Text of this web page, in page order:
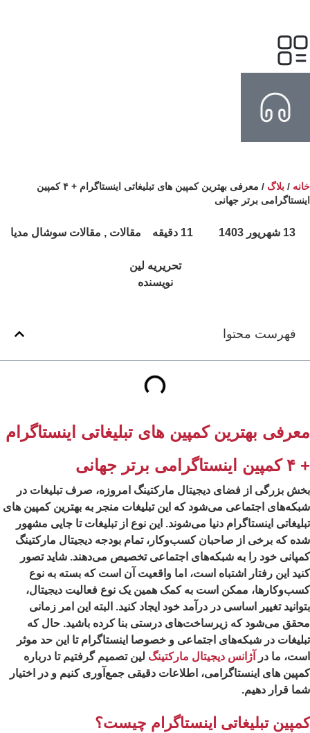
/ بلاگ/
معرفی بهترین کمپین های تبلیغاتی اینستاگرام + ۴ کمپین
برتر جهانی
13 شهریور 1403 11 دقیقه مقالات , مقالات سوشال مدیا
تحریریه لین
نویسنده
فهرست محتوا
بهترین کمپین های تبلیغاتی اینستاگرام
برتر جهانی
بزرگی از فضای دیجیتال مارکتینگ امروزه، صرف تبلیغات در
اجتماعی می‌شود که این تبلیغات منجر به بهترین کمپین های
اینستاگرام دنیا می‌شوند. این نوع از تبلیغات تا جایی مشهور
که برخی از صاحبان کسب‌وکار، تمام بودجه دیجیتال مارکتینگ
خود را به شبکه‌های اجتماعی تخصیص می‌دهند. شاید تصور
این رفتار اشتباه است، اما واقعیت آن است که بسته به نوع
ممکن است به کمک همین یک نوع فعالیت دیجیتال،
تغییر اساسی در درآمد خود ایجاد کنید. البته این امر زمانی
می‌شود که زیرساخت‌های درستی بنا کرده باشید. حال که
در شبکه‌های اجتماعی و خصوصا اینستاگرام تا این حد موثر
ما در آژانس دیجیتال مارکتینگلین تصمیم گرفتیم تا درباره
های اینستاگرامی، اطلاعات دقیقی جمع‌آوری کنیم و در اختیار
قرار دهیم.
تبلیغاتی اینستاگرام چیست؟